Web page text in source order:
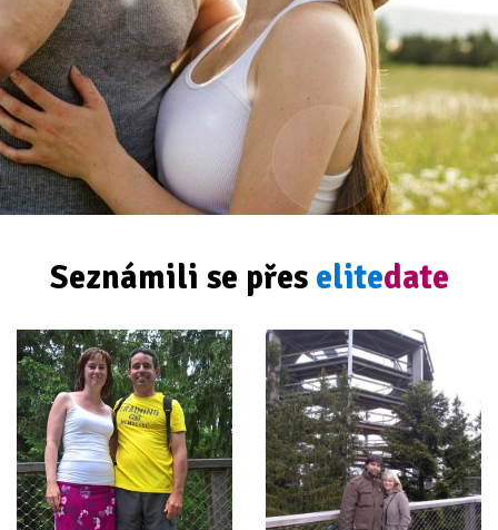
Seznámili se přes elitedate